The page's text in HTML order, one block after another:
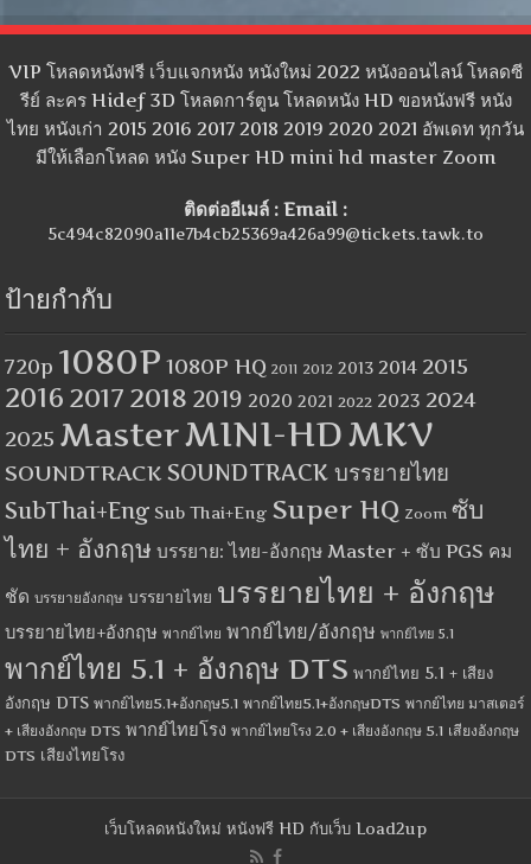
VIP โหลดหนังฟรี เว็บแจกหนัง หนังใหม่ 2022 หนังออนไลน์ โหลดซี
รีย์ ละคร Hidef 3D โหลดการ์ตูน โหลดหนัง HD ขอหนังฟรี หนัง
ไทย หนังเก่า 2015 2016 2017 2018 2019 2020 2021 อัพเดท ทุกวัน
มีให้เลือกโหลด หนัง Super HD mini hd master Zoom
ติดต่ออีเมล์ : Email :
5c494c82090a11e7b4cb25369a426a99@tickets.tawk.to
ป้ายกำกับ
720p 1080P 1080P HQ 2011 2012 2013 2014 2015
2016 2017 2018 2019 2020 2021 2022 2023 2024
2025 MasterMINI-HDMKV
SOUNDTRACK SOUNDTRACK บรรยายไทย
SubThai+Eng Sub Thai+Eng Super HQ Zoom ซับ
ไทย + อังกฤษ บรรยาย: ไทย-อังกฤษ Master + ซับ PGS คม
ชัด บรรยายอังกฤษ บรรยายไทย บรรยายไทย + อังกฤษ
บรรยายไทย+อังกฤษ พากย์ไทย พากย์ไทย/อังกฤษ พากย์ไทย 5.1
พากย์ไทย 5.1 + อังกฤษ DTS พากย์ไทย 5.1 + เสียง
อังกฤษ DTS พากย์ไทย5.1+อังกฤษ5.1 พากย์ไทย5.1+อังกฤษDTS พากย์ไทย มาสเตอร์
+ เสียงอังกฤษ DTS พากย์ไทยโรง พากย์ไทยโรง 2.0 + เสียงอังกฤษ 5.1 เสียงอังกฤษ
DTS เสียงไทยโรง
เว็บโหลดหนังใหม่ หนังฟรี HD กับเว็บ Load2up